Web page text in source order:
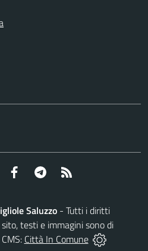
Facebook Telegram
Saluzzo - Tutti i diritti
testi e immagini sono di
Città In Comune